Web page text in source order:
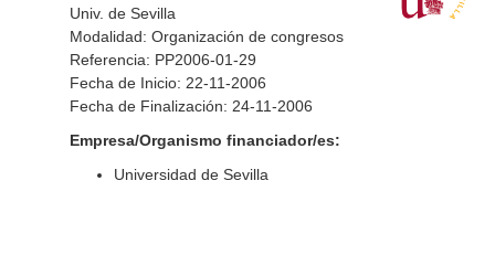
Univ. de Sevilla
Modalidad: Organización de congresos
Referencia: PP2006-01-29
Fecha de Inicio: 22-11-2006
Fecha de Finalización: 24-11-2006
Empresa/Organismo financiador/es:
Universidad de Sevilla